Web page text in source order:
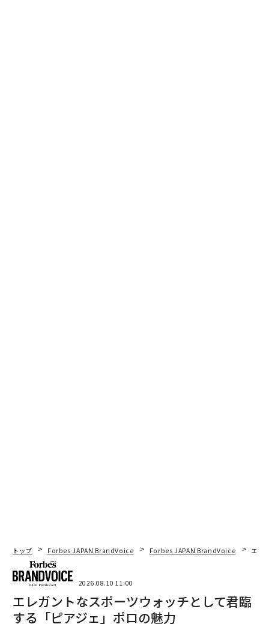
トップ Forbes JAPAN BrandVoice Forbes JAPAN BrandVoice エレ
2026.08.10 11:00
エレガントなスポーツウォッチとして君臨
する「ピアジェ」ポロの魅力